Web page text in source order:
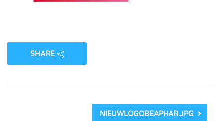
SHARE
NIEUWLOGOBEAPHAR.JPG